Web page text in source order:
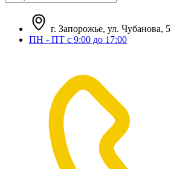
г. Запорожье, ул. Чубанова, 5
ПН - ПТ с 9:00 до 17:00